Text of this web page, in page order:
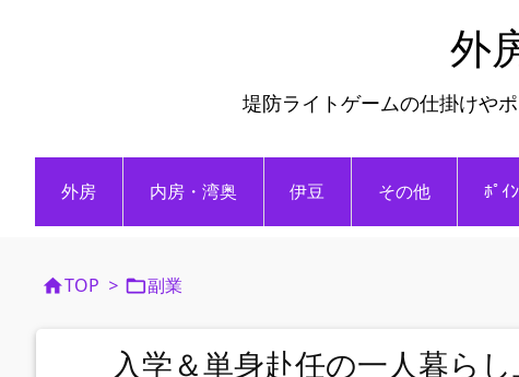
外
堤防ライトゲームの仕掛けや
外房 内房・湾奥 伊豆 その他 ﾎﾟｲ
TOP > 副業
入学＆単身赴任の一人暮ら